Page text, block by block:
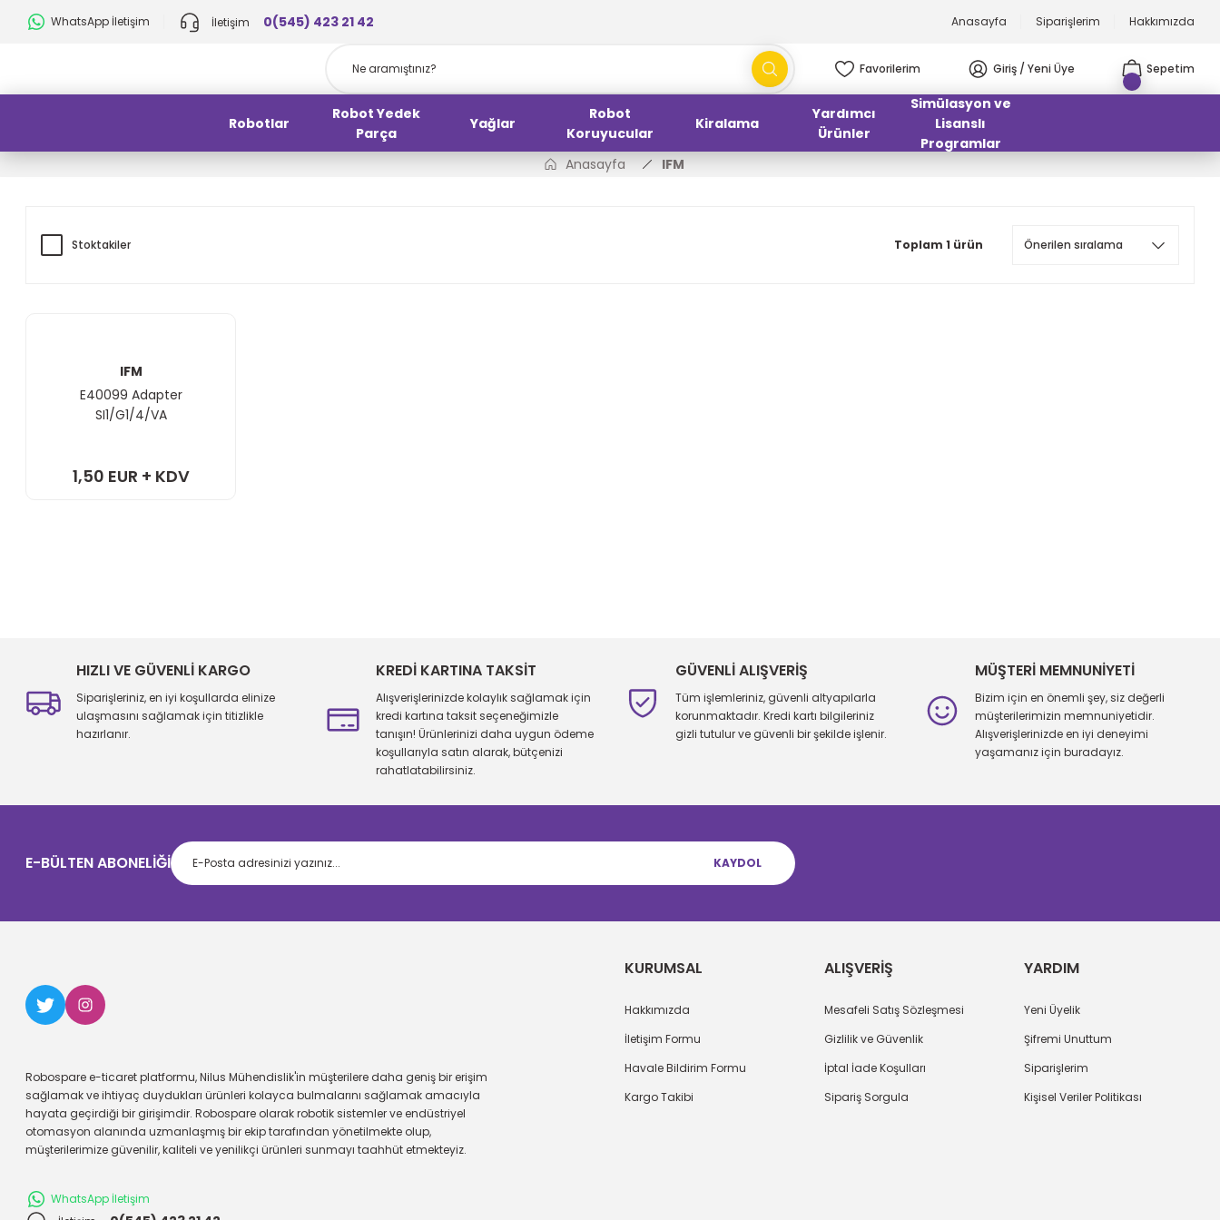
WhatsApp İletişim İletişim 0(545) 423 21 42 Anasayfa Siparişlerim Hakkımızda
Favorilerim Giriş / Yeni Üye Sepetim
Robotlar
Robot Yedek
Parça
Yağlar
Robot
Koruyucular
Kiralama
Yardımcı
Ürünler
Simülasyon ve
Lisanslı
Programlar
Anasayfa
IFM
Stoktakiler Toplam 1 ürün
IFM
E40099 Adapter
SI1/G1/4/VA
1,50 EUR + KDV
HIZLI VE GÜVENLİ KARGO
Siparişleriniz, en iyi koşullarda elinize
ulaşmasını sağlamak için titizlikle
hazırlanır.
KREDİ KARTINA TAKSİT
Alışverişlerinizde kolaylık sağlamak için
kredi kartına taksit seçeneğimizle
tanışın! Ürünlerinizi daha uygun ödeme
koşullarıyla satın alarak, bütçenizi
rahatlatabilirsiniz.
GÜVENLİ ALIŞVERİŞ
Tüm işlemleriniz, güvenli altyapılarla
korunmaktadır. Kredi kartı bilgileriniz
gizli tutulur ve güvenli bir şekilde işlenir.
MÜŞTERİ MEMNUNİYETİ
Bizim için en önemli şey, siz değerli
müşterilerimizin memnuniyetidir.
Alışverişlerinizde en iyi deneyimi
yaşamanız için buradayız.
E-BÜLTEN ABONELİĞİ KAYDOL
Robospare e-ticaret platformu, Nilus Mühendislik'in müşterilere daha geniş bir erişim
sağlamak ve ihtiyaç duydukları ürünleri kolayca bulmalarını sağlamak amacıyla
hayata geçirdiği bir girişimdir. Robospare olarak robotik sistemler ve endüstriyel
otomasyon alanında uzmanlaşmış bir ekip tarafından yönetilmekte olup,
müşterilerimize güvenilir, kaliteli ve yenilikçi ürünleri sunmayı taahhüt etmekteyiz.
KURUMSAL
Hakkımızda
İletişim Formu
Havale Bildirim Formu
Kargo Takibi
ALIŞVERİŞ
Mesafeli Satış Sözleşmesi
Gizlilik ve Güvenlik
İptal İade Koşulları
Sipariş Sorgula
YARDIM
Yeni Üyelik
Şifremi Unuttum
Siparişlerim
Kişisel Veriler Politikası
WhatsApp İletişim